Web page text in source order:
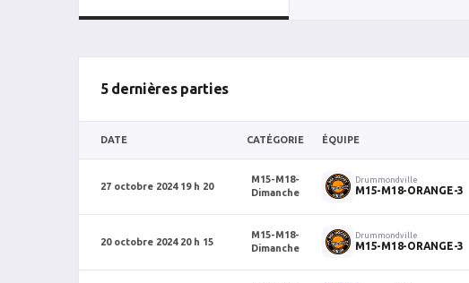
5 dernières parties
DATE CATÉGORIE ÉQUIPE
27 octobre 2024 19 h 20
M15-M18-
Dimanche
Drummondville
M15-M18-ORANGE-3
20 octobre 2024 20 h 15
M15-M18-
Dimanche
Drummondville
M15-M18-ORANGE-3